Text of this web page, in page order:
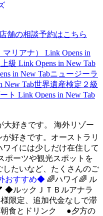
舗の相談予約はこちら
リアナ）
Link Opens in
級 Link Opens in New Tab
in New Tabニュージーラ
New Tab世界遺産検定２級
ト Link Opens in New Tab
好きです。 海外リゾー
好きです。オーストラリ
イには少しだけ在住して
ポーツや観光スポットを
たいなど、たくさんのご
おすすめ◆ 🌈ハワイ🌈 ル
◆ルックＪＴＢルアナラ
限定、追加代金なしで滞
朝食とドリンク ●夕方の